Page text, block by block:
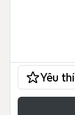
Yêu